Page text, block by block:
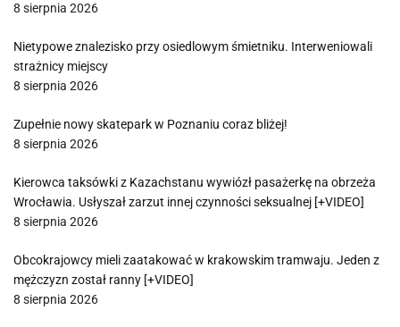
8 sierpnia 2026
Nietypowe znalezisko przy osiedlowym śmietniku. Interweniowali
strażnicy miejscy
8 sierpnia 2026
Zupełnie nowy skatepark w Poznaniu coraz bliżej!
8 sierpnia 2026
Kierowca taksówki z Kazachstanu wywiózł pasażerkę na obrzeża
Wrocławia. Usłyszał zarzut innej czynności seksualnej [+VIDEO]
8 sierpnia 2026
Obcokrajowcy mieli zaatakować w krakowskim tramwaju. Jeden z
mężczyzn został ranny [+VIDEO]
8 sierpnia 2026